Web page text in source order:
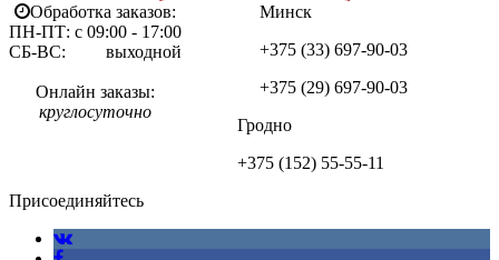
Обработка заказов:
ПН-ПТ: с 09:00 - 17:00
СБ-ВС: выходной
Онлайн заказы:
круглосуточно
Минск
+375 (33) 697-90-03
+375 (29) 697-90-03
Гродно
+375 (152) 55-55-11
Присоединяйтесь